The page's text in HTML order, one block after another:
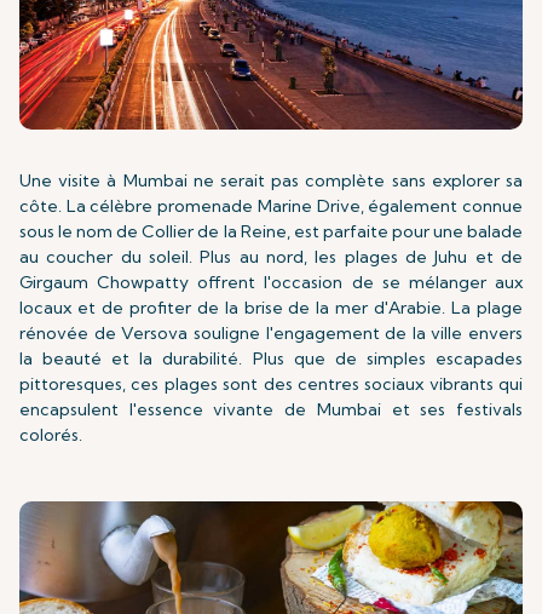
Une visite à Mumbai ne serait pas complète sans explorer sa
côte. La célèbre promenade Marine Drive, également connue
sous le nom de Collier de la Reine, est parfaite pour une balade
au coucher du soleil. Plus au nord, les plages de Juhu et de
Girgaum Chowpatty offrent l'occasion de se mélanger aux
locaux et de profiter de la brise de la mer d'Arabie. La plage
rénovée de Versova souligne l'engagement de la ville envers
la beauté et la durabilité. Plus que de simples escapades
pittoresques, ces plages sont des centres sociaux vibrants qui
encapsulent l'essence vivante de Mumbai et ses festivals
colorés.